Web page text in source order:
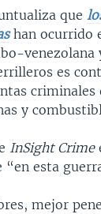
que
han ocurrido
venezolana
es
y
InSight Crime
esta
mejor